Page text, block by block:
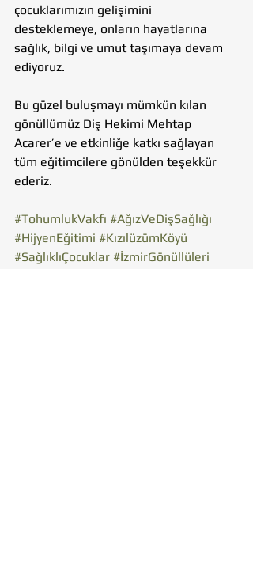
çocuklarımızın gelişimini
desteklemeye, onların hayatlarına
sağlık, bilgi ve umut taşımaya devam
ediyoruz.
Bu güzel buluşmayı mümkün kılan
gönüllümüz Diş Hekimi Mehtap
Acarer’e ve etkinliğe katkı sağlayan
tüm eğitimcilere gönülden teşekkür
ederiz.
#TohumlukVakfı #AğızVeDişSağlığı
#HijyenEğitimi #KızılüzümKöyü
#SağlıklıÇocuklar #İzmirGönüllüleri